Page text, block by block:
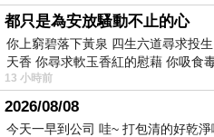
最佳攝影：《老獸》
測）\《大佛普拉斯》中
最佳視覺效果：《喜歡.
都只是為安放騷動不止的心
你上窮碧落下黃泉 四生六道尋求投
天香 你尋求軟玉香紅的慰藉 你吸食
13 小時前
2026/08/08
今天一早到公司 哇~ 打包清的好乾